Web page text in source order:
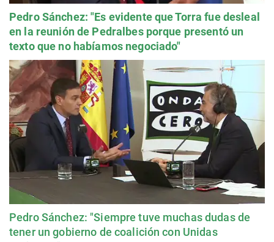
Pedro Sánchez: "Es evidente que Torra fue desleal
en la reunión de Pedralbes porque presentó un
texto que no habíamos negociado"
Pedro Sánchez: "Siempre tuve muchas dudas de
tener un gobierno de coalición con Unidas